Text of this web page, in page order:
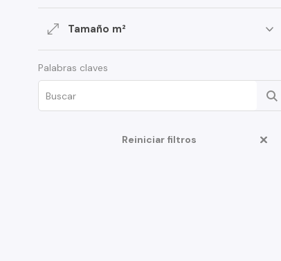
Tamaño m²
Palabras claves
Reiniciar filtros